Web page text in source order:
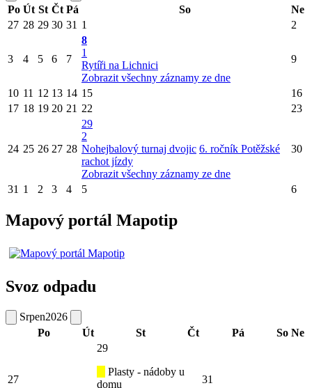
Po Út St Čt Pá So
Ne
27 28 29 30 31 1 2
3 4 5 6 7
8
1
Rytíři na Lichnici
Zobrazit všechny záznamy ze dne
9
10 11 12 13 14 15
16
17 18 19 20 21 22 23
24 25 26 27 28
29
2
Nohejbalový turnaj dvojic 6. ročník Potěžské
rachot jízdy
Zobrazit všechny záznamy ze dne
30
31 1 2 3 4 5 6
Mapový portál Mapotip
Svoz odpadu
Srpen2026
Po
Út St Čt Pá So Ne
27
29
Plasty - nádoby u
domu
31